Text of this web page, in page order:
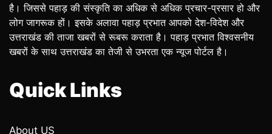
है। जिससे पहाड़ की संस्कृति का अधिक से अधिक प्रचार-प्रसार हो और
लोग जागरूक हों। इसके अलावा पहाड़ प्रभात आपको देश-विदेश और
उत्तराखंड की ताजा खबरों से रूबरू कराता है। पहाड़ प्रभात विश्वसनीय
खबरों के साथ उत्तराखंड का तेजी से उभरता एक न्यूज पोर्टल है।
Quick Links
About US